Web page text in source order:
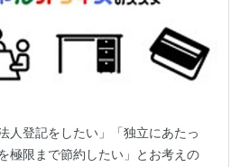
人登記をしたい」「独立にあたっ
極限まで節約したい」とお考えの